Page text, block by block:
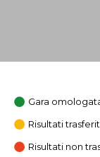
Gara
Risultati
Risultati non